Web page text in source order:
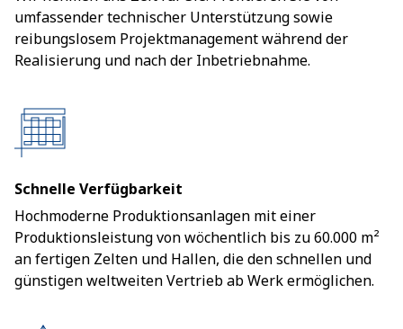
umfassender technischer Unterstützung sowie
reibungslosem Projektmanagement während der
Realisierung und nach der Inbetriebnahme.
Schnelle Verfügbarkeit
Hochmoderne Produktionsanlagen mit einer
Produktionsleistung von wöchentlich bis zu 60.000 m²
an fertigen Zelten und Hallen, die den schnellen und
günstigen weltweiten Vertrieb ab Werk ermöglichen.